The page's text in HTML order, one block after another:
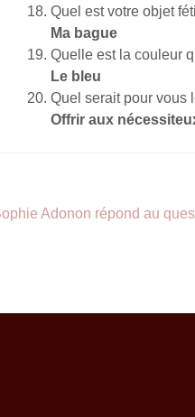
Quel est votre objet
Ma bague
Quelle est la couleur
Le bleu
Quel serait pour vous
Offrir aux
Adonon répond au